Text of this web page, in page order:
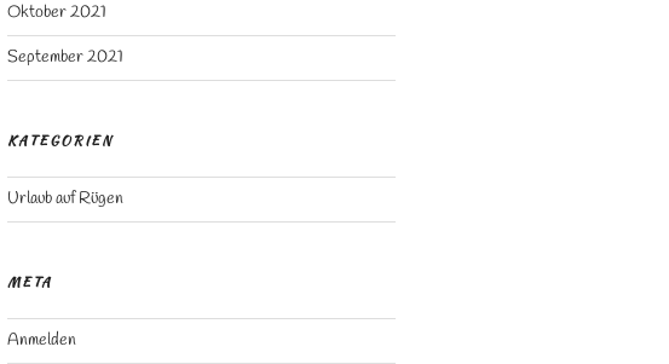
Oktober 2021
September 2021
KATEGORIEN
Urlaub auf Rügen
META
Anmelden